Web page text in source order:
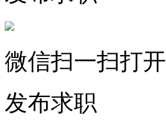
微信扫一扫打开
发布求职